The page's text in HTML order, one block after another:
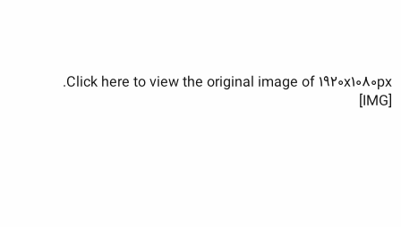
Click here to view the original image of 1920x1080px.
[IMG]